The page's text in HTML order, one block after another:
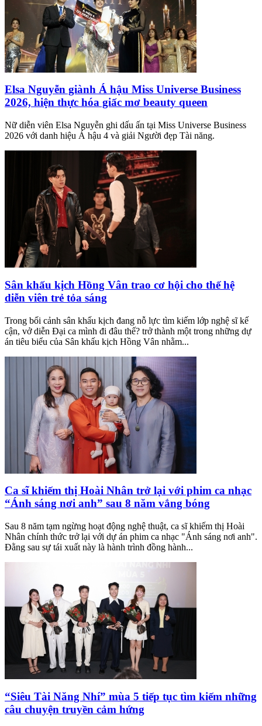
Elsa Nguyễn giành Á hậu Miss Universe Business
2026, hiện thực hóa giấc mơ beauty queen
Nữ diễn viên Elsa Nguyễn ghi dấu ấn tại Miss Universe Business
2026 với danh hiệu Á hậu 4 và giải Người đẹp Tài năng.
Sân khấu kịch Hồng Vân trao cơ hội cho thế hệ
diễn viên trẻ tỏa sáng
Trong bối cảnh sân khấu kịch đang nỗ lực tìm kiếm lớp nghệ sĩ kế
cận, vở diễn Đại ca mình đi đâu thế? trở thành một trong những dự
án tiêu biểu của Sân khấu kịch Hồng Vân nhằm...
Ca sĩ khiếm thị Hoài Nhân trở lại với phim ca nhạc
“Ánh sáng nơi anh” sau 8 năm vắng bóng
Sau 8 năm tạm ngừng hoạt động nghệ thuật, ca sĩ khiếm thị Hoài
Nhân chính thức trở lại với dự án phim ca nhạc "Ánh sáng nơi anh".
Đằng sau sự tái xuất này là hành trình đồng hành...
“Siêu Tài Năng Nhí” mùa 5 tiếp tục tìm kiếm những
câu chuyện truyền cảm hứng